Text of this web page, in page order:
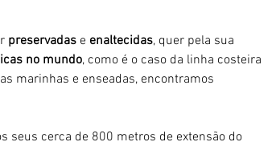
preservadas e enaltecidas, quer pela sua
no mundo, como é o caso da linha costeira
marinhas e enseadas, encontramos
seus cerca de 800 metros de extensão do